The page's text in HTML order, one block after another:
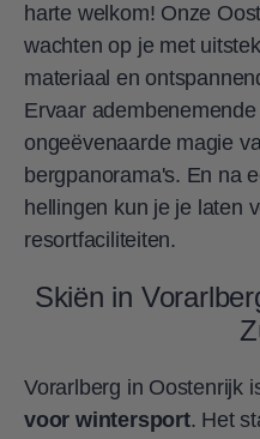
harte welkom! Onze
wachten op je met
materiaal en
Ervaar
ongeëvenaarde magie
bergpanorama's. En na
hellingen kun je je laten
resortfaciliteiten.
Skiën in
Vorarlberg in Oostenrijk
voor wintersport. Het